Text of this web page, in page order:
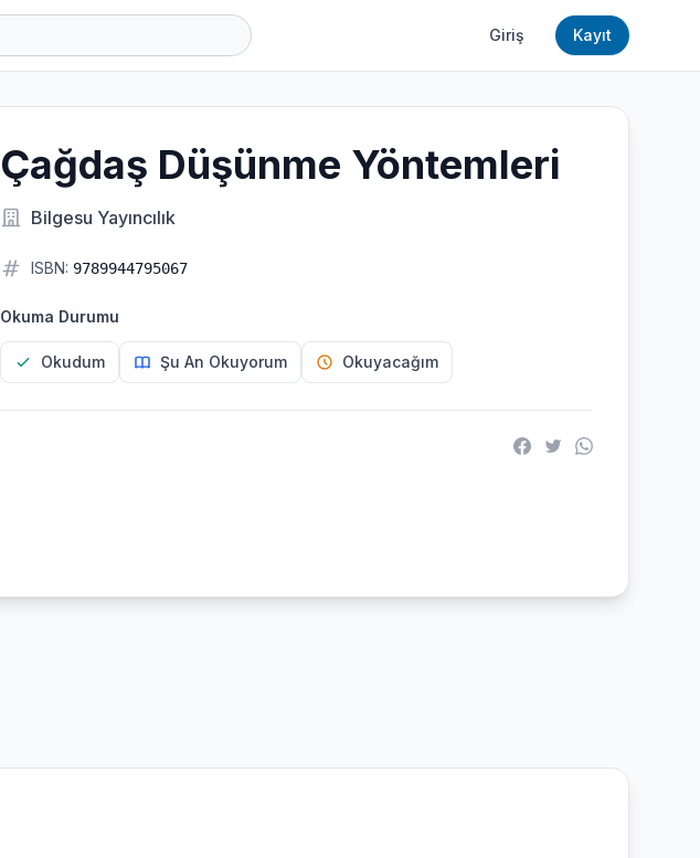
Giriş Kayıt
Çağdaş Düşünme Yöntemleri
Bilgesu Yayıncılık
ISBN: 9789944795067
Okuma Durumu
Okudum Şu An Okuyorum Okuyacağım